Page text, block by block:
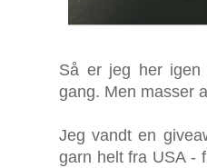
Så er jeg her igen
gang. Men masser
Jeg vandt en
garn helt fra USA -